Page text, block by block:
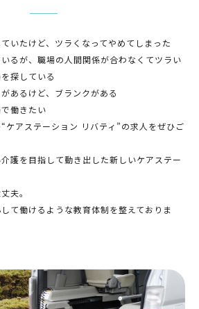
いたけど、ツラくなってやめてしまった
るが、職場の人間関係が合わなくてツラい
探している
あるけど、ブランクがある
働きたい
ケアステーション リバティ”の求人をぜひご
護を目指して動き出した新しいケアステー
夫。
て働けるような教育体制を整えておりま